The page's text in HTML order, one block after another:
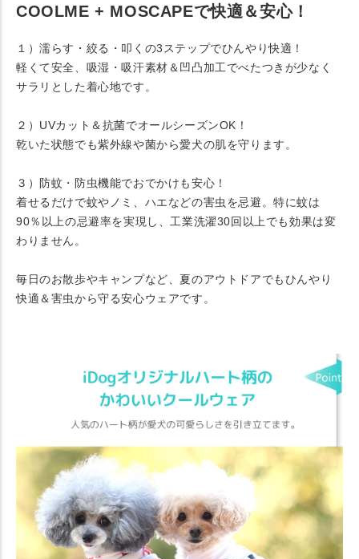
COOLME + MOSCAPEで快適＆安心！
１）濡らす・絞る・叩くの3ステップでひんやり快適！
軽くて安全、吸湿・吸汗素材＆凹凸加工でべたつきが少なく
サラリとした着心地です。
２）UVカット＆抗菌でオールシーズンOK！
乾いた状態でも紫外線や菌から愛犬の肌を守ります。
３）防蚊・防虫機能でおでかけも安心！
着せるだけで蚊やノミ、ハエなどの害虫を忌避。特に蚊は
90％以上の忌避率を実現し、工業洗濯30回以上でも効果は変
わりません。
毎日のお散歩やキャンプなど、夏のアウトドアでもひんやり
快適＆害虫から守る安心ウェアです。